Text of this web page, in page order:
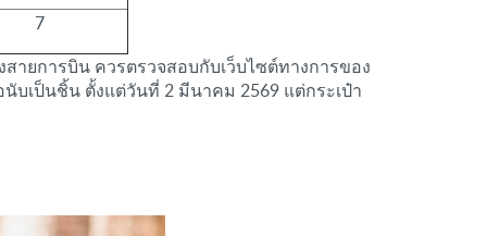
7
ายการบิน ควรตรวจสอบกับเว็บไซต์ทางการของ
บเป็นชิ้น ตั้งแต่วันที่ 2 มีนาคม 2569 แต่กระเป๋า